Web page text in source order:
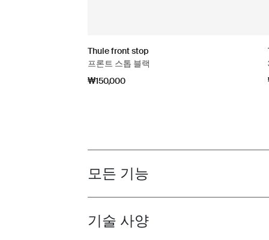
Thule front stop
프론트 스톱 블랙
₩150,000
Toggle features
모든 기능
Toggle techspec
기술 사양